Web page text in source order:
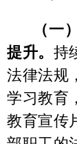
通”、周边
（四）
突破。积极
宣传月等主
和国宪法》
华人民共和